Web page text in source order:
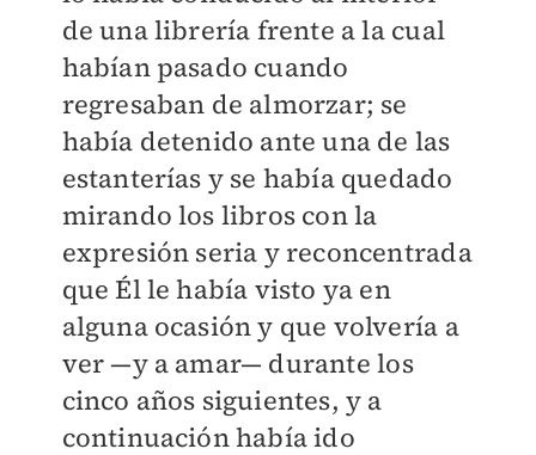
de una librería frente a la cual
habían pasado cuando
regresaban de almorzar; se
había detenido ante una de las
estanterías y se había quedado
mirando los libros con la
expresión seria y reconcentrada
que Él le había visto ya en
alguna ocasión y que volvería a
ver —y a amar— durante los
cinco años siguientes, y a
continuación había ido